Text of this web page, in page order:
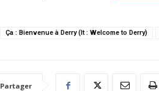
Ça : Bienvenue à Derry (It : Welcome to Derry)
Partager